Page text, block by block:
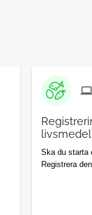
Ska du starta
Registrera